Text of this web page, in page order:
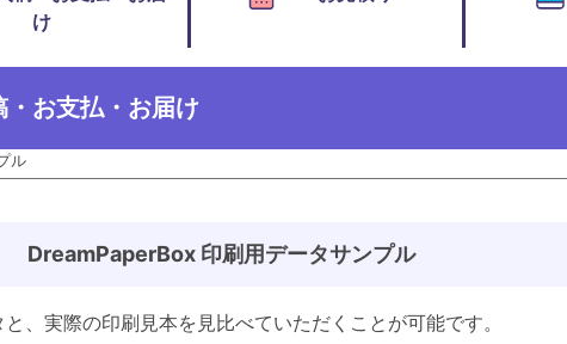
け
・お支払・お届け
ル
DreamPaperBox 印刷用データサンプル
、実際の印刷見本を見比べていただくことが可能です。